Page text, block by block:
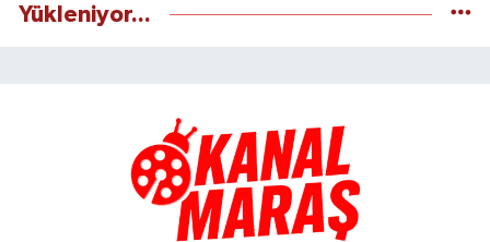
Yükleniyor...